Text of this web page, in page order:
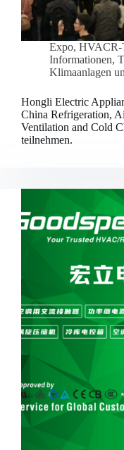
Expo, HVACR-
Informationen,
Klimaanlagen
Hongli Electric
China Refrigeration,
Ventilation and Cold
teilnehmen.